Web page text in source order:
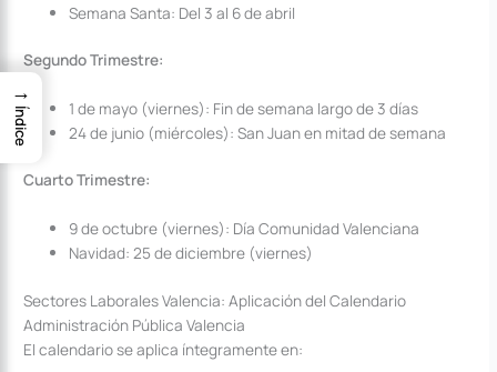
Semana Santa: Del 3 al 6 de abril
Segundo Trimestre:
1 de mayo (viernes): Fin de semana largo de 3 días
24 de junio (miércoles): San Juan en mitad de semana
Cuarto Trimestre:
9 de octubre (viernes): Día Comunidad Valenciana
Navidad: 25 de diciembre (viernes)
Sectores Laborales Valencia: Aplicación del Calendario
Administración Pública Valencia
El calendario se aplica íntegramente en:
→
Índice